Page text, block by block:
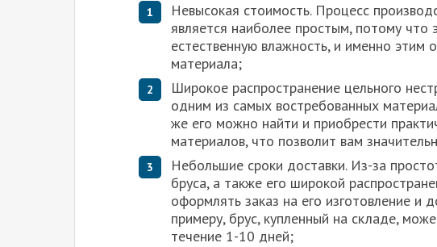
Невысокая стоимость. Процесс
является наиболее простым, потому что
естественную влажность, и именно этим
материала;
Широкое распространение цельного
одним из самых востребованных
же его можно найти и приобрести
материалов, что позволит вам
Небольшие сроки доставки. Из-за
бруса, а также его широкой
оформлять заказ на его изготовление и
примеру, брус, купленный на складе,
течение 1-10 дней;